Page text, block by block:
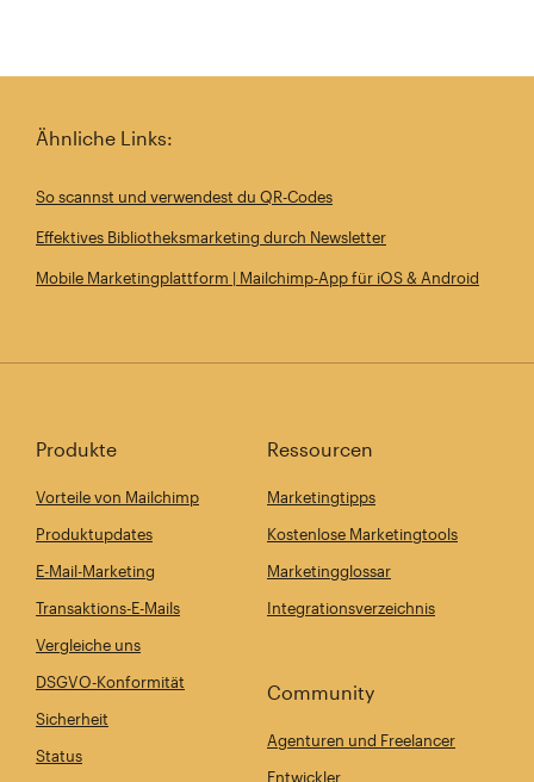
Ähnliche Links:
So scannst und verwendest du QR-Codes
Effektives Bibliotheksmarketing durch Newsletter
Mobile Marketingplattform | Mailchimp-App für iOS & Android
Produkte
Vorteile von Mailchimp
Produktupdates
E-Mail-Marketing
Transaktions-E-Mails
Vergleiche uns
DSGVO-Konformität
Sicherheit
Status
Ressourcen
Marketingtipps
Kostenlose Marketingtools
Marketingglossar
Integrationsverzeichnis
Community
Agenturen und Freelancer
Entwickler